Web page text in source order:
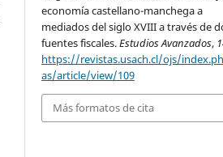
economía castellano-manchega a
mediados del siglo XVIII a través de
fuentes fiscales.Estudios Avanzados,
https://revistas.usach.cl/ojs/
as/article/view/109
Más formatos de cita